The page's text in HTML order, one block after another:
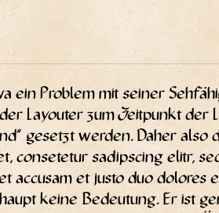
ein Pro­blem mit sei­ner
Lay­ou­ter zum Zeit­punkt
gesetzt wer­den. Daher
con­sete­tur sadipscing elitr,
et jus­to duo dolo­res
kei­ne Bedeu­tung. Er ist